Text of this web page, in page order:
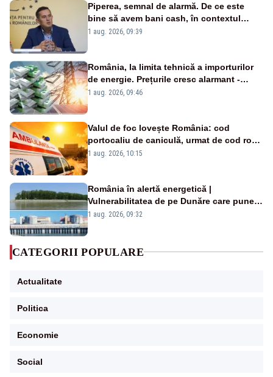
Piperea, semnal de alarmă. De ce este
bine să avem bani cash, în contextul
alertei energetice?
1 aug. 2026, 09:39
România, la limita tehnică a importurilor
de energie. Prețurile cresc alarmant -
Analiză Realitatea Plus
1 aug. 2026, 09:46
Valul de foc lovește România: cod
portocaliu de caniculă, urmat de cod roșu
duminică. Temperaturile urcă spre 40°C
1 aug. 2026, 10:15
România în alertă energetică |
Vulnerabilitatea de pe Dunăre care pune
în pericol Centrala Cernavodă era
1 aug. 2026, 09:32
CATEGORII POPULARE
Actualitate
Politica
Economie
Social